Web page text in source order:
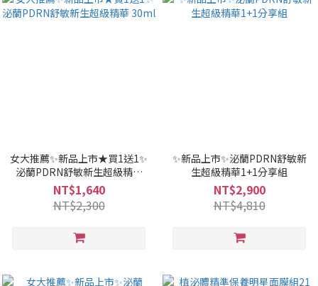
女大推薦✨新品上市★買1送1✨
泌蘭PDRN舒敏新生超級精華
30ml
NT$1,640
NT$2,300
✨新品上市✨泌蘭PDRN舒敏新
生超級精華1+1分享組
NT$2,900
NT$4,810